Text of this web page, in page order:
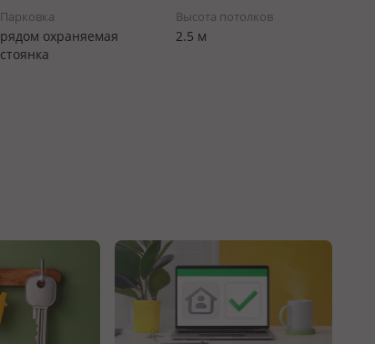
Парковка
рядом охраняемая
стоянка
Высота потолков
2.5 м